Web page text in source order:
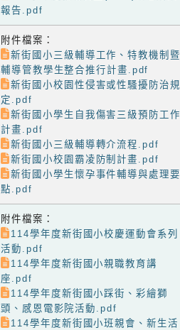
報告.pdf
附件檔案：
新街國小三級輔導工作、特教機制暨
輔導管教學生整合推行計畫.pdf
新街國小校園性侵害或性騷擾防治規
定.pdf
新街國小學生自我傷害三級預防工作
計畫.pdf
新街國小三級輔導轉介流程.pdf
新街國小校園霸凌防制計畫.pdf
新街國小學生懷孕事件輔導與處理要
點.pdf
附件檔案：
114學年度新街國小校慶運動會系列
活動.pdf
114學年度新街國小親職教育講
座.pdf
114學年度新街國小踩街、彩繪獅
頭、感恩電影院活動.pdf
114學年度新街國小班親會、新生活